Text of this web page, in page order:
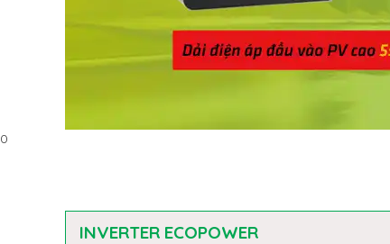
0
INVERTER ECOPOWER